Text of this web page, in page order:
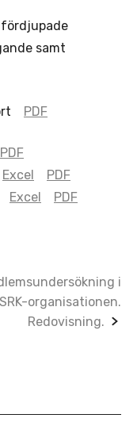
fördjupade
samt
PDF
PDF
Excel
PDF
Excel PDF
i
organisationen.
Redovisning.